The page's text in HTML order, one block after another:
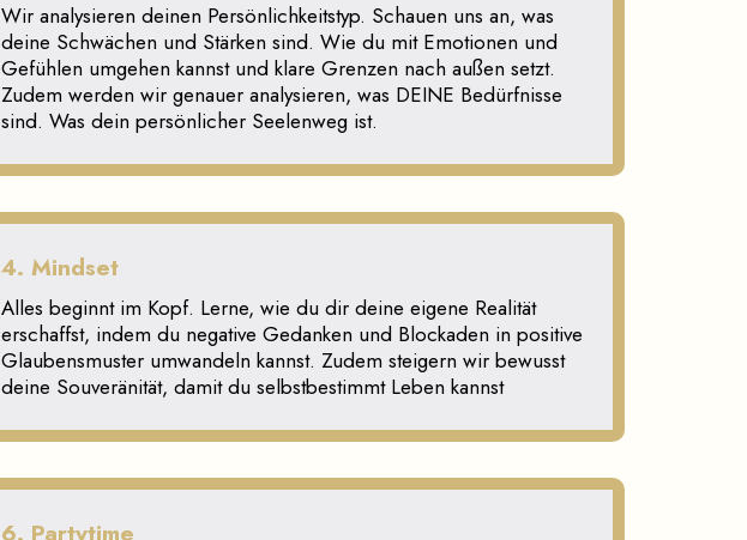
Wir analysieren deinen Persönlichkeitstyp. Schauen uns an, was
deine Schwächen und Stärken sind. Wie du mit Emotionen und
Gefühlen umgehen kannst und klare Grenzen nach außen setzt.
Zudem werden wir genauer analysieren, was DEINE Bedürfnisse
sind. Was dein persönlicher Seelenweg ist.
4. Mindset
Alles beginnt im Kopf. Lerne, wie du dir deine eigene Realität
erschaffst, indem du negative Gedanken und Blockaden in positive
Glaubensmuster umwandeln kannst. Zudem steigern wir bewusst
deine Souveränität, damit du selbstbestimmt Leben kannst
6. Partytime